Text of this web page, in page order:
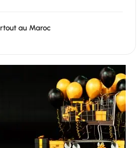
au Maroc